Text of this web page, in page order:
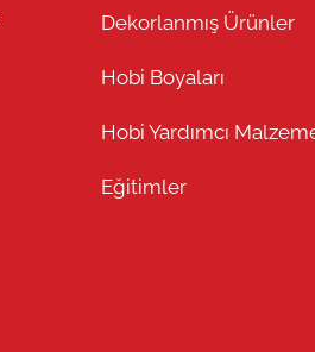
Dekorlanmış Ürünler
Hobi Boyaları
Hobi Yardımcı
Eğitimler